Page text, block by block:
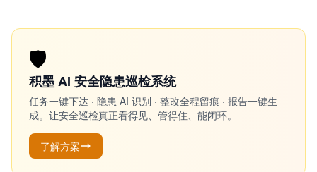
🛡️
积墨 AI 安全隐患巡检系统
任务一键下达 · 隐患 AI 识别 · 整改全程留痕 · 报告一键生
成。让安全巡检真正看得见、管得住、能闭环。
了解方案